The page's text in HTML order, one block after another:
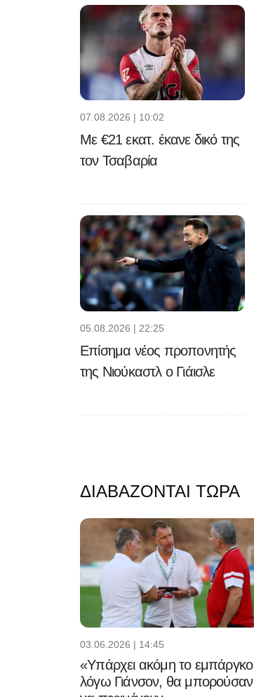
07.08.2026 | 10:02
Με €21 εκατ. έκανε δικό της
τον Τσαβαρία
05.08.2026 | 22:25
Επίσημα νέος προπονητής
της Νιούκαστλ ο Γιάισλε
ΔΙΑΒΆΖΟΝΤΑΙ ΤΏΡΑ
03.06.2026 | 14:45
«Υπάρχει ακόμη το εμπάργκο
λόγω Γιάνσον, θα μπορούσαν